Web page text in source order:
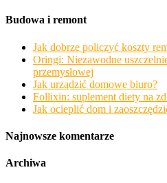
Budowa i remont
Jak dobrze policzyć koszty
Oringi: Niezawodne
przemysłowej
Jak urządzić domowe biuro?
Follixin: suplement diety na
Jak ocieplić dom i
Najnowsze komentarze
Archiwa